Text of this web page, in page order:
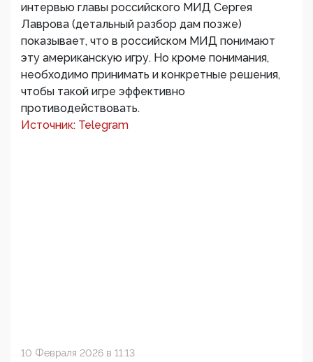
интервью главы российского МИД Сергея
Лаврова (детальный разбор дам позже)
показывает, что в российском МИД понимают
эту американскую игру. Но кроме понимания,
необходимо принимать и конкретные решения,
чтобы такой игре эффективно
противодействовать.
Источник: Telegram
10 Февраля 2026 в 11:13